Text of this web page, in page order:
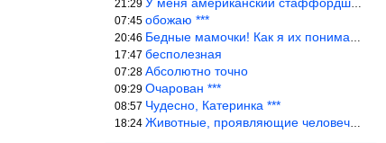
21:29
07:45 обожаю ***
20:46 Бедные мамочки! Как я их понимаю…
17:47 бесполезная
07:28 Абсолютно точно
09:29 Очарован ***
08:57 Чудесно, Катеринка ***
18:24 Животные, проявляющие человеческие чувства, на фоне озверевших д